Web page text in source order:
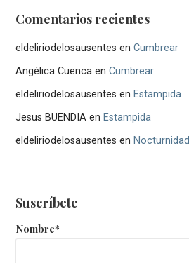
Comentarios recientes
eldeliriodelosausentes enCumbrear
Angélica Cuenca enCumbrear
eldeliriodelosausentes en Estampida
Jesus BUENDIA en Estampida
eldeliriodelosausentes en Nocturnidad
Suscríbete
Nombre*